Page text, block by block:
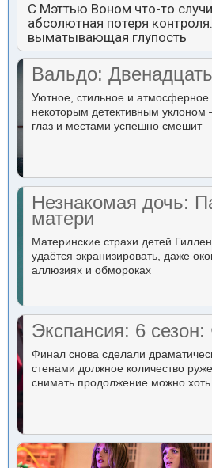
С Мэттью Воном что-то
абсолютная потеря
выматывающая глупость
Вальдо:
Уютное, стильное и атмосферное
некоторым детективным уклоном
глаз и местами успешно смешит
Незнакомая дочь:
матери
Материнские страхи детей
удаётся экранизировать, даже
аллюзиях и обмороках
Экспансия: 6
Финал снова сделали
стенами должное количество
снимать продолжение можно хоть